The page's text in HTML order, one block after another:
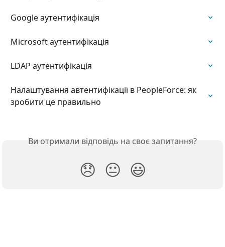
Google аутентифікація
Microsoft аутентифікація
LDAP аутентифікація
Налаштування автентифікації в PeopleForce: як
зробити це правильно
Ви отримали відповідь на своє запитання?
😞 😐 😃